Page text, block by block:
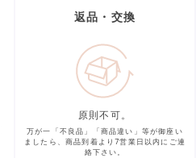
返品・交換
原則不可。
万が一「不良品」「商品違い」等が御座い
ましたら、商品到着より7営業日以内にご連
絡下さい。